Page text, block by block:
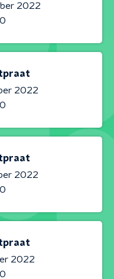
2022
2022
2022
2022